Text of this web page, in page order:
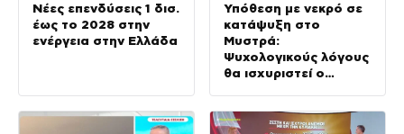
Νέες επενδύσεις 1 δισ.
έως το 2028 στην
ενέργεια στην Ελλάδα
Υπόθεση με νεκρό σε
κατάψυξη στο
Μυστρά:
Ψυχολογικούς λόγους
θα ισχυριστεί ο